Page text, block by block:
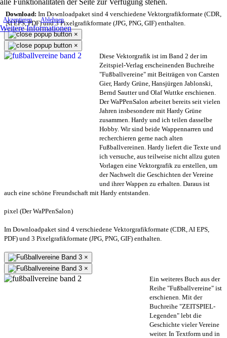
alle Funktionalitäten der Seite zur Verfügung stehen.
Akzeptieren Ablehnen
Weitere Informationen
Download: Im Downloadpaket sind 4 verschiedene Vektorgrafikformate (CDR,
AI EPS, PDF) und 3 Pixelgrafikformate (JPG, PNG, GIF) enthalten.
×
×
Diese Vektorgrafik ist im Band 2 der im
Zeitspiel-Verlag erscheinenden Buchreihe
"Fußballvereine" mit Beiträgen von Carsten
Gier, Hardy Grüne, Hansjürgen Jablonski,
Bernd Sautter und Olaf Wuttke erschienen.
Der WaPPenSalon arbeitet bereits seit vielen
Jahren insbesondere mit Hardy Grüne
zusammen. Hardy und ich teilen dasselbe
Hobby. Wir sind beide Wappennarren und
recherchieren gerne nach alten
Fußballvereinen. Hardy liefert die Texte und
ich versuche, aus teilweise nicht allzu guten
Vorlagen eine Vektorgrafik zu erstellen, um
der Nachwelt die Geschichten der Vereine
und ihrer Wappen zu erhalten. Daraus ist
auch eine schöne Freundschaft mit Hardy entstanden.
pixel (Der WaPPenSalon)
Im Downloadpaket sind 4 verschiedene Vektorgrafikformate (CDR, AI EPS,
PDF) und 3 Pixelgrafikformate (JPG, PNG, GIF) enthalten.
×
×
Ein weiteres Buch aus der
Reihe "Fußballvereine" ist
erschienen. Mit der
Buchreihe "ZEITSPIEL-
Legenden" lebt die
Geschichte vieler Vereine
weiter. In Textform und in